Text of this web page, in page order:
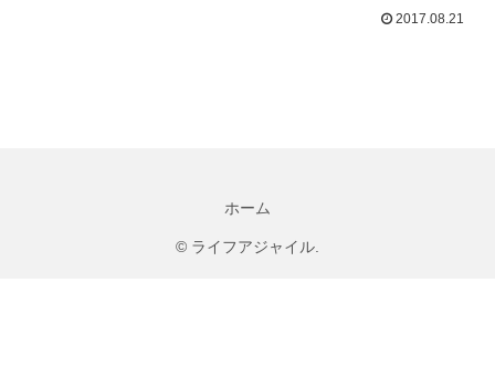
2017.08.21
ホーム
© ライフアジャイル.